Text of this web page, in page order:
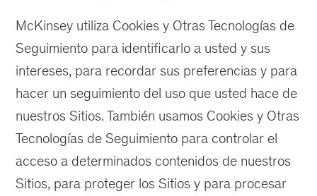
McKinsey utiliza Cookies y Otras Tecnologías de
Seguimiento para identificarlo a usted y sus
intereses, para recordar sus preferencias y para
hacer un seguimiento del uso que usted hace de
nuestros Sitios. También usamos Cookies y Otras
Tecnologías de Seguimiento para controlar el
acceso a determinados contenidos de nuestros
Sitios, para proteger los Sitios y para procesar